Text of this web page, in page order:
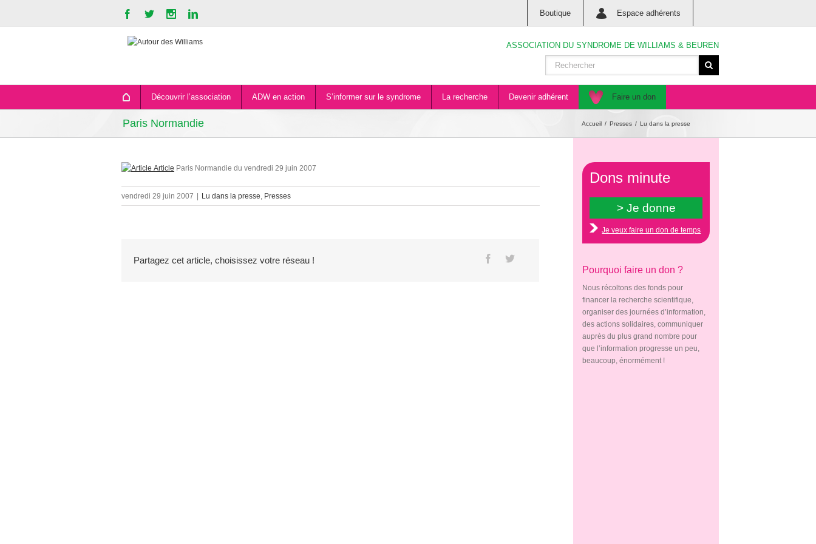
Boutique Espace adhérents
ASSOCIATION DU SYNDROME DE WILLIAMS & BEUREN
Découvrir l’association ADW en action S’informer sur le syndrome La recherche Devenir adhérent Faire un don
Paris Normandie Accueil Presses Lu dans la presse
Article Paris Normandie du vendredi 29 juin 2007
vendredi 29 juin 2007 Lu dans la presse, Presses
Partagez cet article, choisissez votre réseau !
Dons minute
Je veux faire un don de temps
Pourquoi faire un don ?
Nous récoltons des fonds pour
financer la recherche scientifique,
organiser des journées d’information,
des actions solidaires, communiquer
auprès du plus grand nombre pour
que l’information progresse un peu,
beaucoup, énormément !